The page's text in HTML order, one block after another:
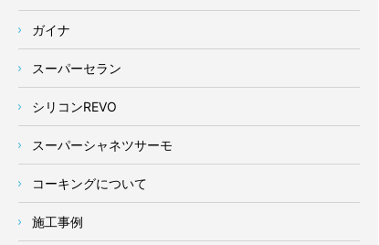
ガイナ
スーパーセラン
シリコンREVO
スーパーシャネツサーモ
コーキングについて
施工事例